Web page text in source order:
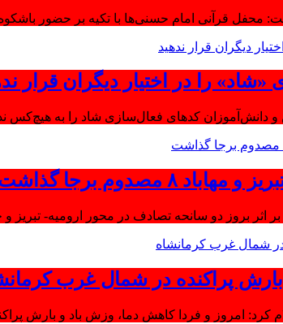
محفل قرآنی امام حسنی‌ها با تکیه بر حضور
را در اختیار دیگران قرار
و دانش‌آموزان کدهای فعال‌سازی شاد را به هیچ‌کس
مصدوم برجا گذاشت
دو سانحه تصادف در محور ارومیه- تبریز و جاده مهاباد ۸
پراکنده در شمال غرب
کرد: امروز و فردا کاهش دما، وزش باد و بارش